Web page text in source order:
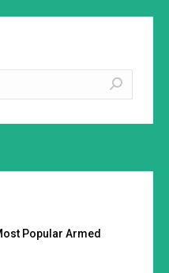
Popular Armed